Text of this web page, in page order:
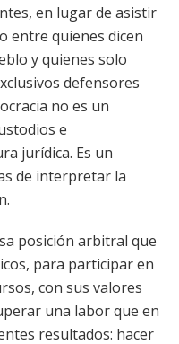
en lugar de asistir
entre quienes dicen
y quienes solo
defensores
no es un
e
jurídica. Es un
de interpretar la
posición arbitral que
para participar en
con sus valores
una labor que en
resultados: hacer